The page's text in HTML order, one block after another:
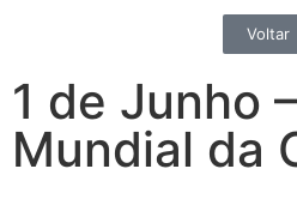
Voltar
1 de Junho
Mundial da